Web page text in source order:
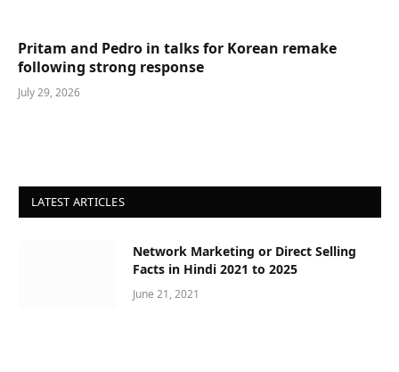
Pritam and Pedro in talks for Korean remake
following strong response
July 29, 2026
LATEST ARTICLES
Network Marketing or Direct Selling
Facts in Hindi 2021 to 2025
June 21, 2021